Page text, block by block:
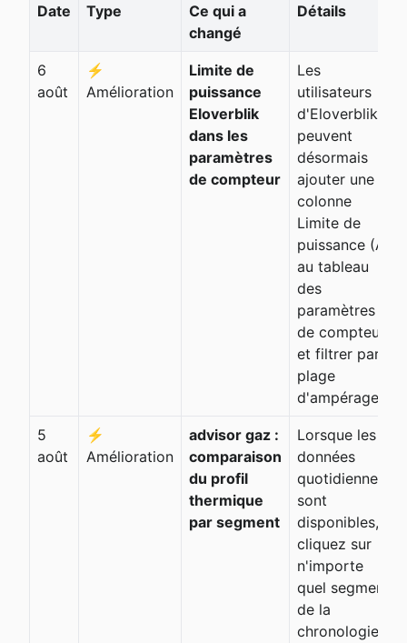
Date Type
Ce qui a
changé
Détails
6
août
⚡
Amélioration
Limite de
puissance
Eloverblik
dans les
paramètres
de compteur
Les
utilisateurs
d'Eloverblik
peuvent
désormais
ajouter une
colonne
Limite de
puissance (A)
au tableau
des
paramètres
de compteur
et filtrer par
plage
d'ampérage.
5
août
⚡
Amélioration
advisor gaz :
comparaison
du profil
thermique
par segment
Lorsque les
données
quotidiennes
sont
disponibles,
cliquez sur
n'importe
quel segment
de la
chronologie